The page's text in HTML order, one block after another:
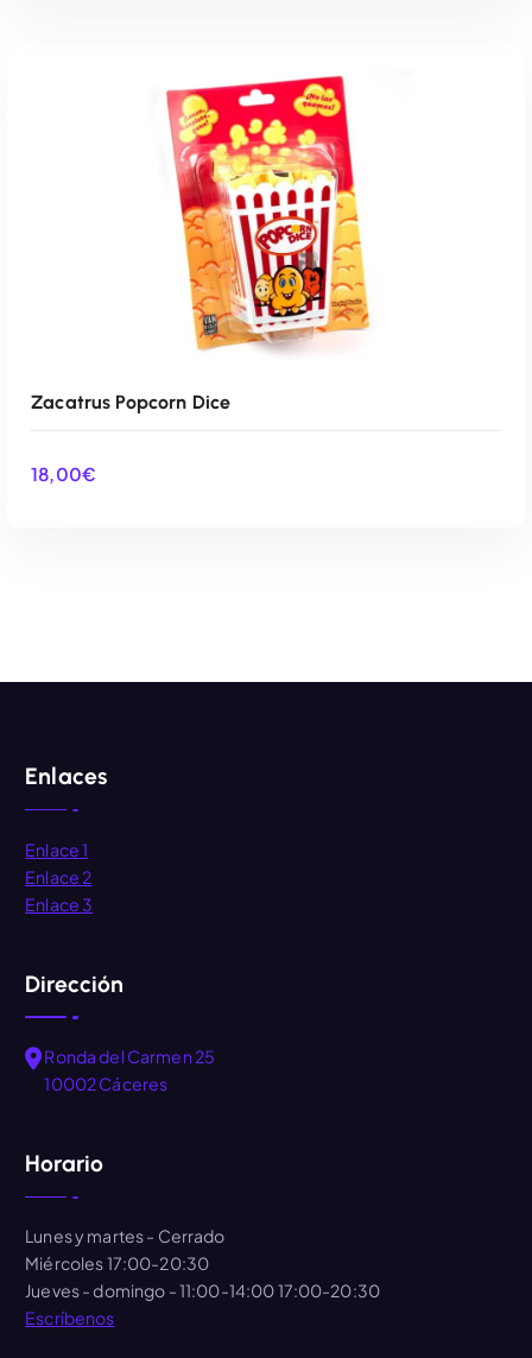
AÑADIR AL CARRITO
Zacatrus Popcorn Dice
18,00€
Enlaces
Enlace 1
Enlace 2
Enlace 3
Dirección
Ronda del Carmen 25
10002 Cáceres
Horario
Lunes y martes- Cerrado
Miércoles17:00-20:30
Jueves - domingo - 11:00-14:00 17:00-20:30
Escríbenos